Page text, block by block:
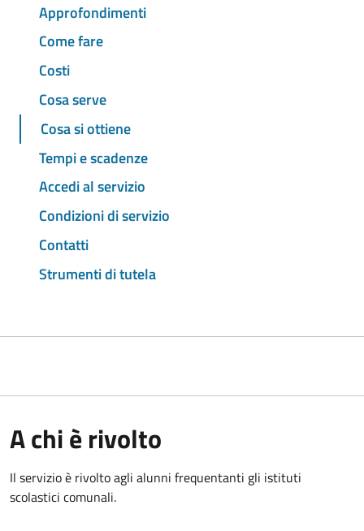
Approfondimenti
Come fare
Costi
Cosa serve
Cosa si ottiene
Tempi e scadenze
Accedi al servizio
Condizioni di servizio
Contatti
Strumenti di tutela
A chi è rivolto
Il servizio è rivolto agli alunni frequentanti gli istituti
scolastici comunali.